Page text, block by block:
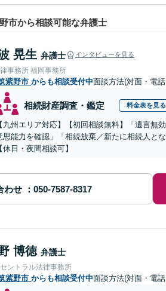
市から相談可能な弁護士
晃生 弁護士 インタビューを見る
事務所 福岡事務所
紫野市 からも相談受付中面談方法(対面・電
相続財産調査・鑑定 料金表を見る
【九州エリア対応】【初回相談無料】「遺言
思能力を確認」「相続放棄／新たに相続人と
【休日・夜間相談可】
わせ
博徳 弁護士
ントラル法律事務所
紫野市 からも相談受付中面談方法(対面・電